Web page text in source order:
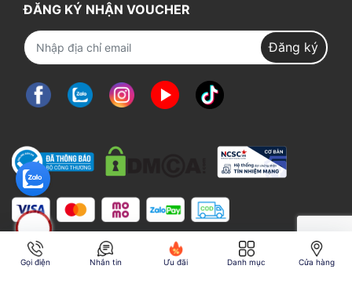
ĐĂNG KÝ NHẬN VOUCHER
Đăng ký
Gọi điện Nhắn tin Ưu đãi Danh mục Cửa hàng